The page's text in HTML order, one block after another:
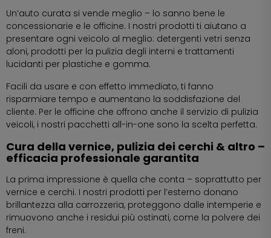
Un’auto curata si vende meglio – lo sanno bene le
concessionarie e le officine. I nostri prodotti ti aiutano a
presentare ogni veicolo al meglio: detergenti vetri senza
aloni, prodotti per la pulizia degli interni e trattamenti
lucidanti per plastiche e gomma.
Facili da usare e con effetto immediato, ti fanno
risparmiare tempo e aumentano la soddisfazione del
cliente. Per le officine che offrono anche il servizio di pulizia
veicoli, i nostri pacchetti all-in-one sono la scelta perfetta.
Cura della vernice, pulizia dei cerchi & altro –
efficacia professionale garantita
La prima impressione è quella che conta – soprattutto per
vernice e cerchi. I nostri prodotti per l’esterno donano
brillantezza alla carrozzeria, proteggono dalle intemperie e
rimuovono anche i residui più ostinati, come la polvere dei
freni.